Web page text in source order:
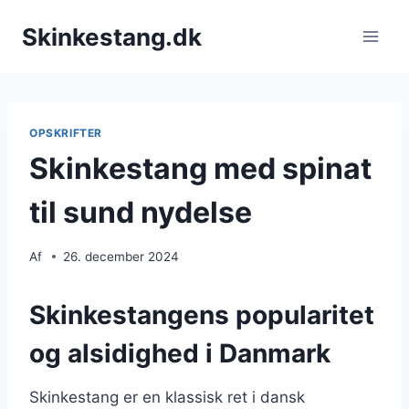
Skinkestang.dk
OPSKRIFTER
Skinkestang med spinat
til sund nydelse
Af 26. december 2024
Skinkestangens popularitet
og alsidighed i Danmark
Skinkestang er en klassisk ret i dansk